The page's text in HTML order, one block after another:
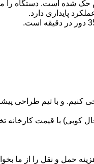
است. دستگاه را می
پایداری دارد.